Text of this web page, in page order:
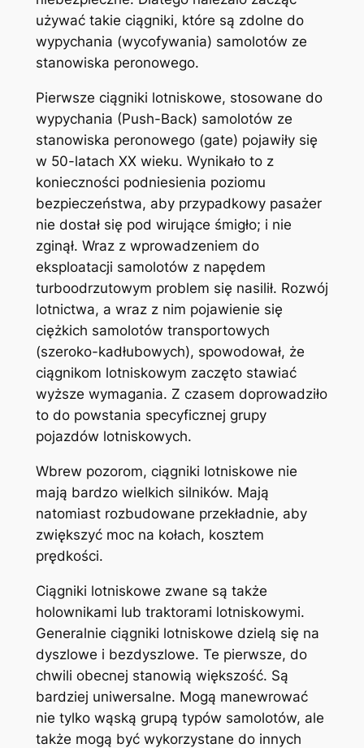
używać takie ciągniki, które są zdolne do
wypychania (wycofywania) samolotów ze
stanowiska peronowego.
Pierwsze ciągniki lotniskowe, stosowane do
wypychania (Push-Back) samolotów ze
stanowiska peronowego (gate) pojawiły się
w 50-latach XX wieku. Wynikało to z
konieczności podniesienia poziomu
bezpieczeństwa, aby przypadkowy pasażer
nie dostał się pod wirujące śmigło; i nie
zginął. Wraz z wprowadzeniem do
eksploatacji samolotów z napędem
turboodrzutowym problem się nasilił. Rozwój
lotnictwa, a wraz z nim pojawienie się
ciężkich samolotów transportowych
(szeroko-kadłubowych), spowodował, że
ciągnikom lotniskowym zaczęto stawiać
wyższe wymagania. Z czasem doprowadziło
to do powstania specyficznej grupy
pojazdów lotniskowych.
Wbrew pozorom, ciągniki lotniskowe nie
mają bardzo wielkich silników. Mają
natomiast rozbudowane przekładnie, aby
zwiększyć moc na kołach, kosztem
prędkości.
Ciągniki lotniskowe zwane są także
holownikami lub traktorami lotniskowymi.
Generalnie ciągniki lotniskowe dzielą się na
dyszlowe i bezdyszlowe. Te pierwsze, do
chwili obecnej stanowią większość. Są
bardziej uniwersalne. Mogą manewrować
nie tylko wąską grupą typów samolotów, ale
także mogą być wykorzystane do innych